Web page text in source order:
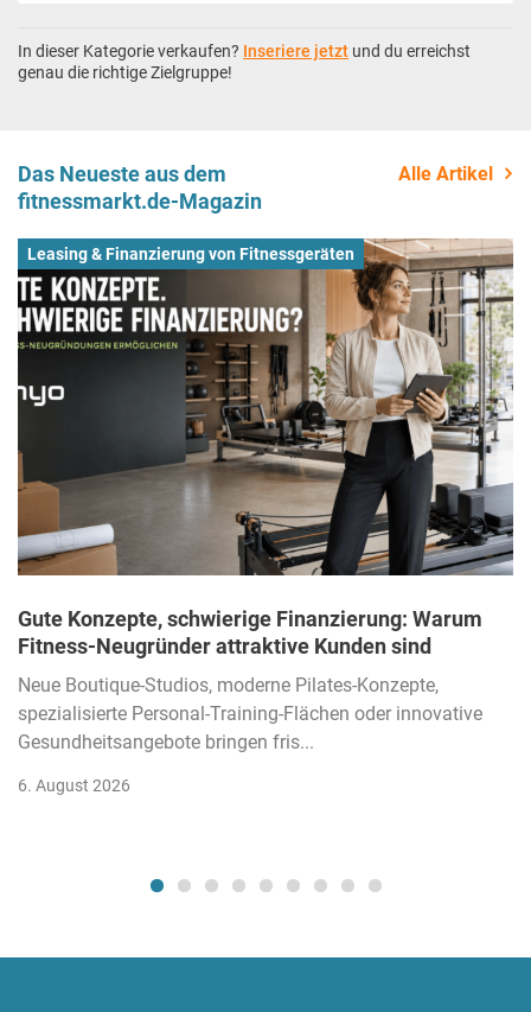
In dieser Kategorie verkaufen? Inseriere jetzt und du erreichst
genau die richtige Zielgruppe!
Das Neueste aus dem
fitnessmarkt.de-Magazin
Alle Artikel
Leasing & Finanzierung von Fitnessgeräten
Gute Konzepte, schwierige Finanzierung: Warum
Fitness-Neugründer attraktive Kunden sind
Neue Boutique-Studios, moderne Pilates-Konzepte,
spezialisierte Personal-Training-Flächen oder innovative
Gesundheitsangebote bringen fris...
6. August 2026